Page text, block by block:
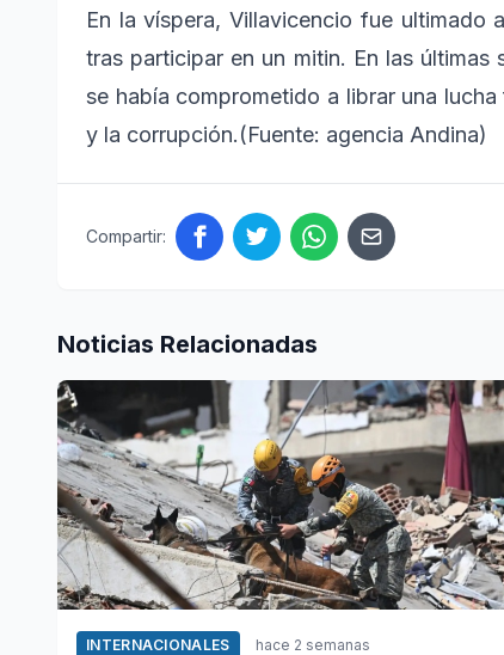
En la víspera, Villavicencio fue
tras participar en un mitin. En las
se había comprometido a librar una
y la corrupción.(Fuente: agencia Andina)
Compartir:
Noticias Relacionadas
INTERNACIONALES hace 2 semanas